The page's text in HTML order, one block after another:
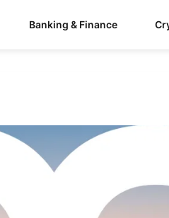
Banking & Finance